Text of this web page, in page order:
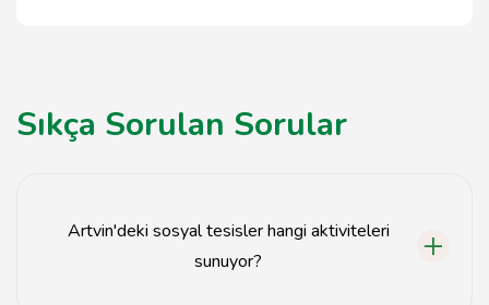
Sıkça Sorulan Sorular
Artvin'deki sosyal tesisler hangi aktiviteleri
sunuyor?